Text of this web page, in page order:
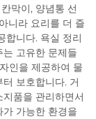
막이, 양념통 선
니라 요리를 더 즐
합니다. 욕실 정리
고유한 문제들
인을 제공하여 물
보호합니다. 거
품을 관리하면서
가능한 환경을